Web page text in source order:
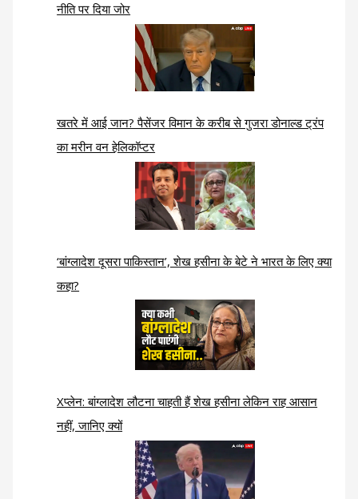
नीति पर दिया जोर
खतरे में आई जान? पैसेंजर विमान के करीब से गुजरा डोनाल्ड ट्रंप
का मरीन वन हेलिकॉप्टर
‘बांग्लादेश दूसरा पाकिस्तान’, शेख हसीना के बेटे ने भारत के लिए क्या
कहा?
Xप्लेन: बांग्लादेश लौटना चाहती हैं शेख हसीना लेकिन राह आसान
नहीं, जानिए क्यों